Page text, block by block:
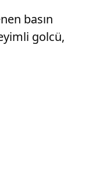
basın
golcü,